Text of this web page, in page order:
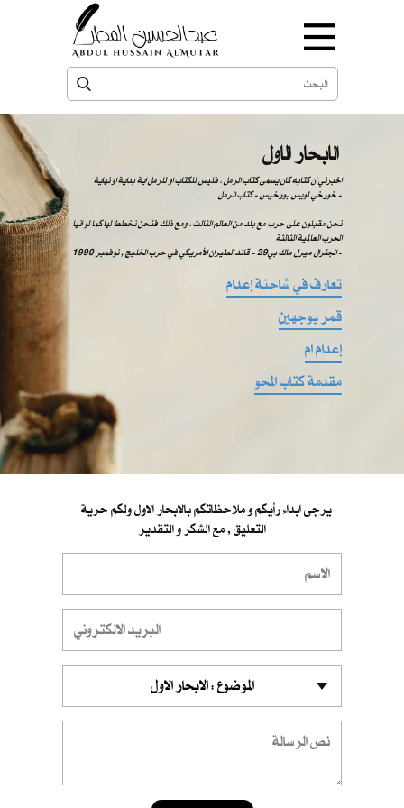
الابحار الاول
اخبرني ان كتابه كان يسمى كتاب الرمل ، فليس للكتاب او للرمل اية بداية او نهاية
خورخي لويس بورخيس - كتاب الرمل -
نحن مقبلون على حرب مع بلد من العالم الثالث ، ومع ذلك فنحن نخطط لها كما لو انها
الحرب العالمية الثالثة
الجنرال ميرل ماك بي29 - قائد الطيران الأمريكي في حرب الخليج , نوفمبر 1990 -
تعارف في شاحنة إعدام
قمر بوجهين
إعدام ام
مقدمة كتاب المحو
التعليق , مع الشكر و التقدير